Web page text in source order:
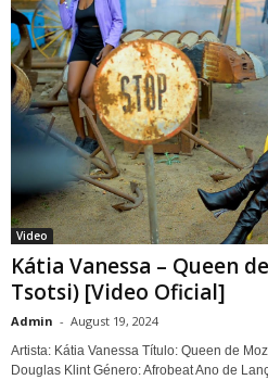
Video
Kátia Vanessa – Queen
Tsotsi) [Video Oficial]
Admin - August 19, 2024
Artista: Kátia Vanessa Título: Queen de
Douglas Klint Género: Afrobeat Ano de